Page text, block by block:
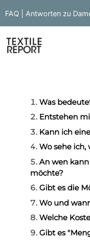
FAQ | Antworten zu
Was
Entstehen
Kann ich
Wo sehe
An wen
möchte?
Gibt es die
Wo und
Welche
Gibt es